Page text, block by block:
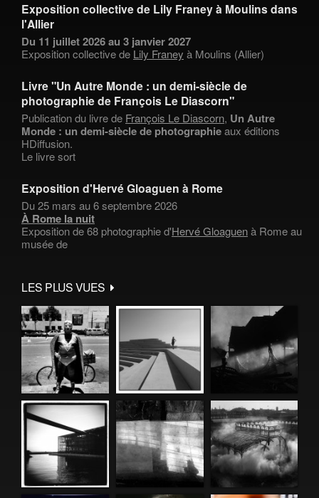
Exposition collective de Lily Franey à Moulins dans
l'Allier
Du 11 juillet 2026 au 3 janvier 2027
Exposition collective de Lily Franey à Moulins (Allier)
Livre "Un Autre Monde : un demi-siècle de
photographie de François Le Diascorn"
Publication du livre de François Le Diascorn, Un Autre
Monde : un demi-siècle de photographieaux éditions
HDiffusion.
Le livre sort
Exposition d'Hervé Gloaguen à Rome
Du 25 mars au 6 septembre 2026
À Rome la nuit
Exposition de 68 photographie d'Hervé Gloaguenà Rome au
musée de
LES PLUS VUES